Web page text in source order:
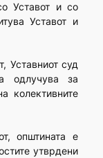
Уставот и со
Уставот и
Уставниот суд
одлучува за
колективните
општината е
утврдени